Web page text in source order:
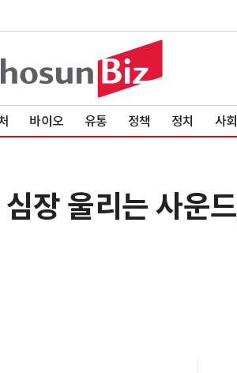
바이오 유통 정책 정치 사회
장 울리는 사운